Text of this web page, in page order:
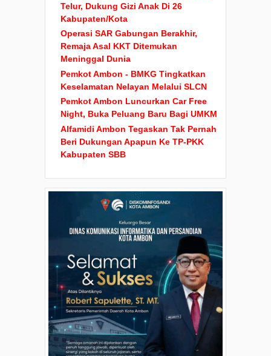
Telur, Dukung Gizi Anak Di 26
Kabupaten/Kota
Operasi SAR Gabungan Berakhir,
Remaja Asal KKT Ditemukan
Meninggal Dunia
Pemkot Ambon - BMKG Tingkatkan
Keselamatan Nelayan Melalui SLCN
Pemkot Ambon Luncurkan Car Free
Night, Buka Peluang Baru Bagi UMKM
Alfamidi Ambon Tegaskan Tak Pernah
Beri Dukungan Apapun Ke TP-PKK
Kabupaten SBB